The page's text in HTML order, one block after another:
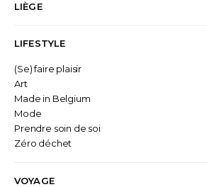
LIÈGE
LIFESTYLE
(Se) faire plaisir
Art
Made in Belgium
Mode
Prendre soin de soi
Zéro déchet
VOYAGE